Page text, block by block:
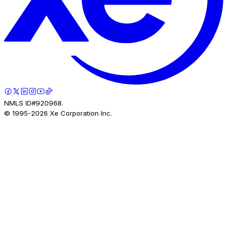
NMLS ID#920968.
© 1995-2026 Xe Corporation Inc.